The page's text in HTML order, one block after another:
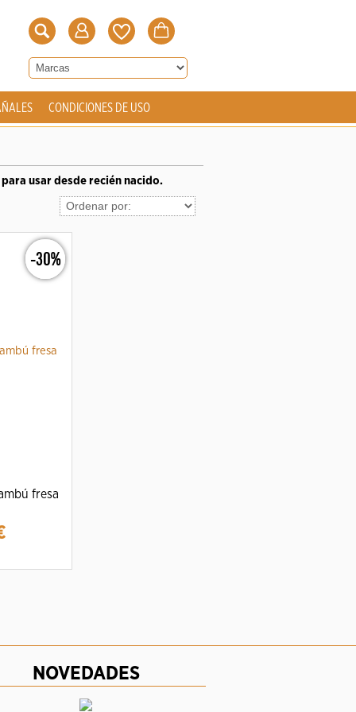
CONDICIONES DE USO
usar desde recién nacido.
-30%
fresa
NOVEDADES